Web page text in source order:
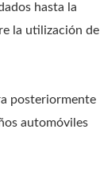
hasta la
la utilización de
posteriormente
automóviles